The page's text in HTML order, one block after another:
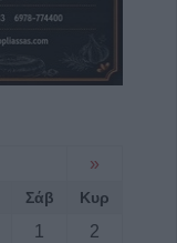
»
Σάβ Κυρ
1
2